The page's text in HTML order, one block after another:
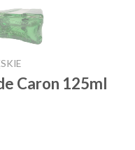
Caron 125ml